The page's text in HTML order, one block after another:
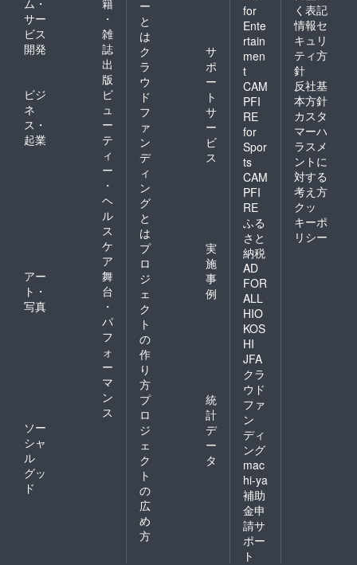
ム・
サー
ビス
開発
籍
・
雑
誌
出
版
ビジ
ネ
ス・
起業
ビ
ュ
ー
テ
ィ
ー
・
ヘ
ル
ス
ケ
ア
アー
ト・
写真
舞
台
・
パ
フ
ォ
ー
マ
ン
ス
ソー
シャ
ル
グッ
ド
ー
と
は
ク
ラ
ウ
ド
フ
ァ
ン
デ
ィ
ン
グ
と
は
サ
ポ
ー
ト
サ
ー
ビ
ス
プ
ロ
ジ
ェ
ク
ト
の
作
り
方
実
施
事
例
プ
ロ
ジ
ェ
ク
ト
の
広
め
方
統
計
デ
ー
タ
for
Ente
rtain
men
t
CAM
PFI
RE
for
Spor
ts
CAM
PFI
RE
ふる
さと
納税
AD
FOR
ALL
HIO
KOS
HI
JFA
クラ
ウド
ファ
ン
ディ
ング
mac
hi-ya
補助
金申
請サ
ポー
ト
く表記
情報セ
キュリ
ティ方
針
反社基
本方針
カスタ
マーハ
ラスメ
ントに
対する
考え方
クッ
キーポ
リシー